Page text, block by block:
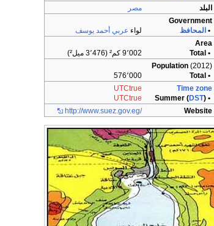
البلد
مصر
Government
• المحافظ لواء عربي أحمد يوسف
Area
• Total
9٬002 كم² (3٬476 ميل²)
Population (2012)
• Total
576٬000
Time zone
UTCtrue
• Summer (
DST)
UTCtrue
Website
http://www.suez.gov.eg/